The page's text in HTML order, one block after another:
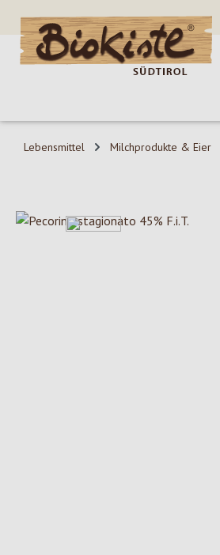
Hauptinhalt springen
Zur Suche springen
Zur Hauptnavigation springen
Lebensmittel Milchprodukte & Eier
Bildergalerie überspringen